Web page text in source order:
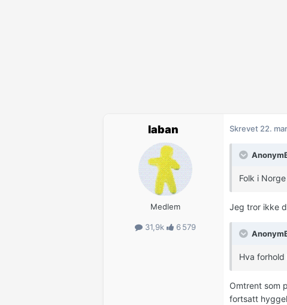
laban
Medlem
31,9k 6 579
Skrevet 22.
Folk i
Jeg tror ikke
Hva
Omtrent som
fortsatt